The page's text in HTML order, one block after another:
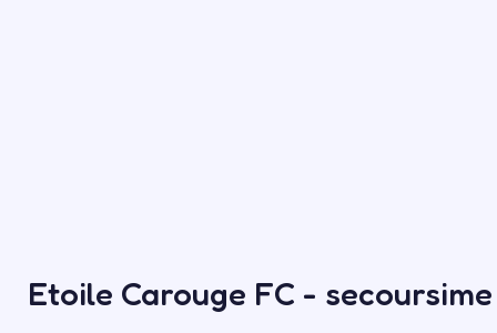
Etoile Carouge FC - secoursime